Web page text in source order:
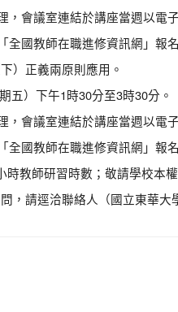
，會議室連結於講座當週以電
全國教師在職進修資訊網」報
）正義兩原則應用。
五）下午1時30分至3時30分。
，會議室連結於講座當週以電
全國教師在職進修資訊網」報
時教師研習時數；敬請學校本
，請逕洽聯絡人（國立東華